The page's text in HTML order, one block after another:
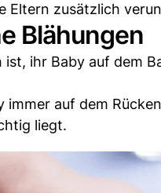
Eltern zusätzlich
Blähungen
ihr Baby auf dem
auf dem
liegt.